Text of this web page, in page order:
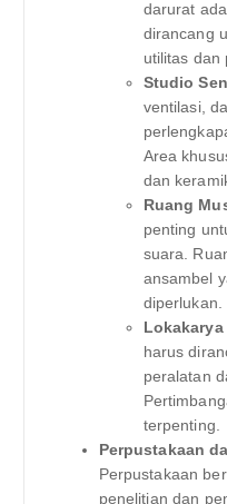
darurat
dirancang
utilitas dan
Studio
ventilasi,
Area
dan
Ruang
penting
suara.
ansambel
diperlukan.
harus
peralatan
terpenting.
Perpustakaan
Perpustakaan
penelitian dan